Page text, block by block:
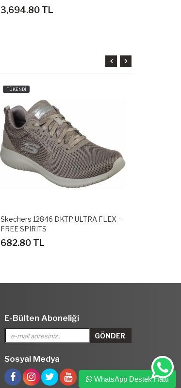
3,694.80 TL
TÜKENDİ
Skechers 12846 DKTP ULTRA FLEX -
FREE SPIRITS
682.80 TL
E-Bülten Aboneliği
Sosyal Medya
WhatsApp Destek Hattı